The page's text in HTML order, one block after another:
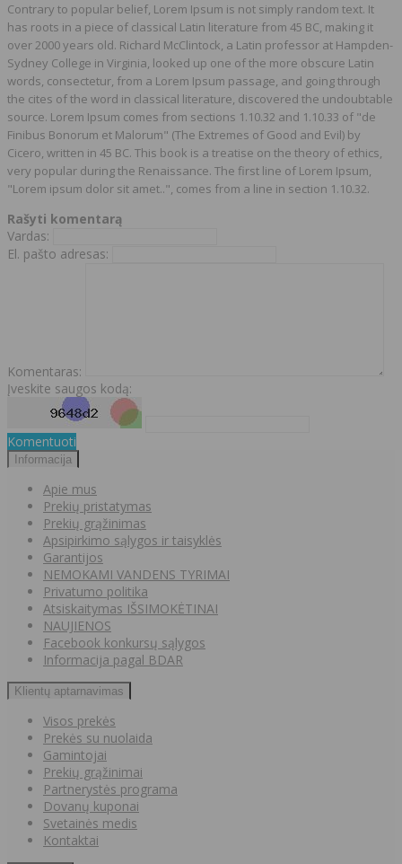
​Contrary to popular belief, Lorem Ipsum is not simply random text. It
has roots in a piece of classical Latin literature from 45 BC, making it
over 2000 years old. Richard McClintock, a Latin professor at Hampden-
Sydney College in Virginia, looked up one of the more obscure Latin
words, consectetur, from a Lorem Ipsum passage, and going through
the cites of the word in classical literature, discovered the undoubtable
source. Lorem Ipsum comes from sections 1.10.32 and 1.10.33 of "de
Finibus Bonorum et Malorum" (The Extremes of Good and Evil) by
Cicero, written in 45 BC. This book is a treatise on the theory of ethics,
very popular during the Renaissance. The first line of Lorem Ipsum,
"Lorem ipsum dolor sit amet..", comes from a line in section 1.10.32.
Rašyti komentarą
Vardas:
El. pašto adresas:
Komentaras:
Įveskite saugos kodą:
Komentuoti
Informacija
Apie mus
Prekių pristatymas
Prekių grąžinimas
Apsipirkimo sąlygos ir taisyklės
Garantijos
NEMOKAMI VANDENS TYRIMAI
Privatumo politika
Atsiskaitymas IŠSIMOKĖTINAI
NAUJIENOS
Facebook konkursų sąlygos
Informacija pagal BDAR
Klientų aptarnavimas
Visos prekės
Prekės su nuolaida
Gamintojai
Prekių grąžinimai
Partnerystės programa
Dovanų kuponai
Svetainės medis
Kontaktai